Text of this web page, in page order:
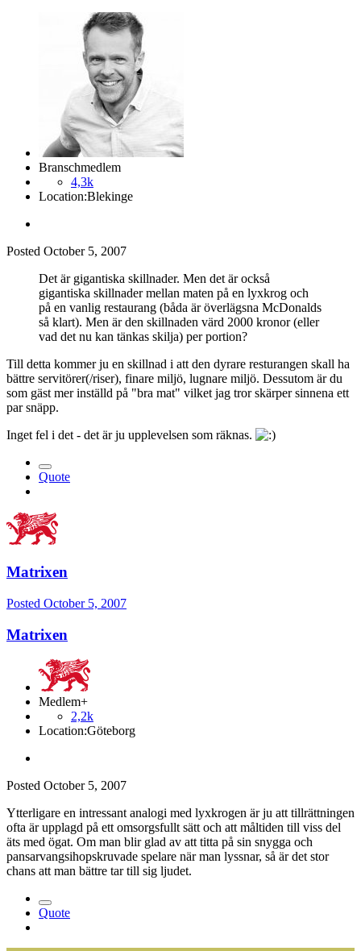
Branschmedlem
4,3k
Location:Blekinge
Posted October 5, 2007
Det är gigantiska skillnader. Men det är också
gigantiska skillnader mellan maten på en lyxkrog och
på en vanlig restaurang (båda är överlägsna McDonalds
så klart). Men är den skillnaden värd 2000 kronor (eller
vad det nu kan tänkas skilja) per portion?
Till detta kommer ju en skillnad i att den dyrare resturangen skall ha
bättre servitörer(/riser), finare miljö, lugnare miljö. Dessutom är du
som gäst mer inställd på "bra mat" vilket jag tror skärper sinnena ett
par snäpp.
Inget fel i det - det är ju upplevelsen som räknas.
Quote
Matrixen
Posted October 5, 2007
Matrixen
Medlem+
2,2k
Location:Göteborg
Posted October 5, 2007
Ytterligare en intressant analogi med lyxkrogen är ju att tillrättningen
ofta är upplagd på ett omsorgsfullt sätt och att måltiden till viss del
äts med ögat. Om man blir glad av att titta på sin snygga och
pansarvangsihopskruvade spelare när man lyssnar, så är det stor
chans att man bättre tar till sig ljudet.
Quote